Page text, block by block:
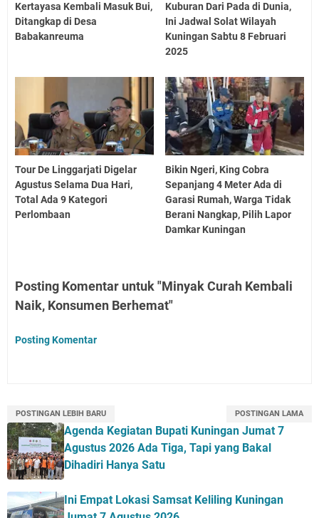
Kertayasa Kembali Masuk Bui,
Ditangkap di Desa
Babakanreuma
Kuburan Dari Pada di Dunia,
Ini Jadwal Solat Wilayah
Kuningan Sabtu 8 Februari
2025
Tour De Linggarjati Digelar
Agustus Selama Dua Hari,
Total Ada 9 Kategori
Perlombaan
Bikin Ngeri, King Cobra
Sepanjang 4 Meter Ada di
Garasi Rumah, Warga Tidak
Berani Nangkap, Pilih Lapor
Damkar Kuningan
Posting Komentar untuk "Minyak Curah Kembali
Naik, Konsumen Berhemat"
Posting Komentar
POSTINGAN LEBIH BARU POSTINGAN LAMA
Agenda Kegiatan Bupati Kuningan Jumat 7
Agustus 2026 Ada Tiga, Tapi yang Bakal
Dihadiri Hanya Satu
Ini Empat Lokasi Samsat Keliling Kuningan